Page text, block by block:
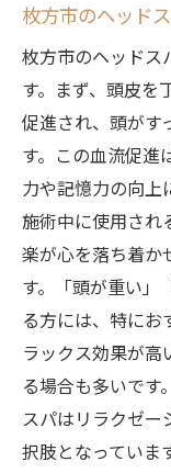
ヘッド
リラクゼー
心地よいひ
枚方市
理由
心地よ
枚方市
とき
身体を
術
疲れた
魅力
枚方市
枚方市のヘッド
枚方市のヘッドス
す。まず、頭皮を
促進され、頭がす
す。この血流促進
力や記憶力の向上
施術中に使用され
楽が心を落ち着か
す。「頭が重い」
る方には、特にお
ラックス効果が
る場合も多いです
スパはリラクゼー
択肢となっていま